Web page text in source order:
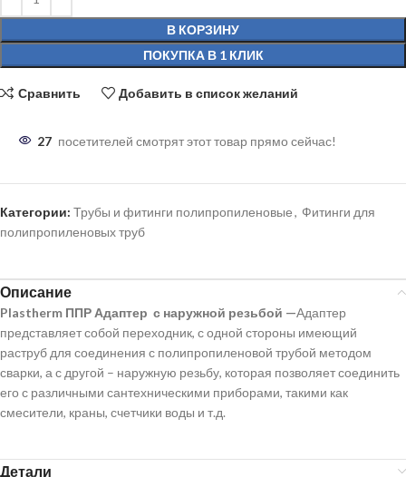
В КОРЗИНУ
ПОКУПКА В 1 КЛИК
Сравнить Добавить в список желаний
27 посетителей смотрят этот товар прямо сейчас!
Категории: Трубы и фитинги полипропиленовые, Фитинги для
полипропиленовых труб
Описание
Plastherm ППР Адаптер с наружной резьбой —Адаптер
представляет собой переходник, с одной стороны имеющий
раструб для соединения с полипропиленовой трубой методом
сварки, а с другой – наружную резьбу, которая позволяет соединить
его с различными сантехническими приборами, такими как
смесители, краны, счетчики воды и т.д.
Детали